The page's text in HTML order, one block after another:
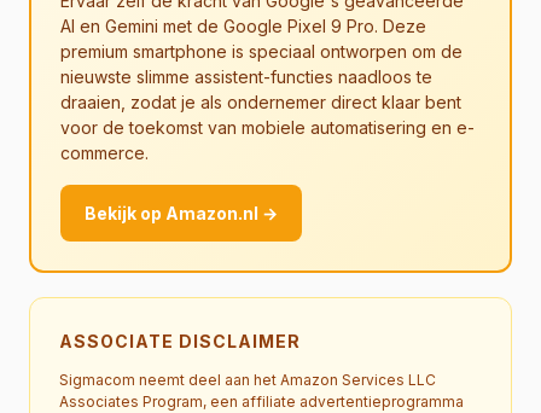
AI en Gemini met de Google Pixel 9 Pro. Deze
premium smartphone is speciaal ontworpen om de
nieuwste slimme assistent-functies naadloos te
draaien, zodat je als ondernemer direct klaar bent
voor de toekomst van mobiele automatisering en e-
commerce.
Bekijk op Amazon.nl →
ASSOCIATE DISCLAIMER
Sigmacom neemt deel aan het Amazon Services LLC
Associates Program, een affiliate advertentieprogramma